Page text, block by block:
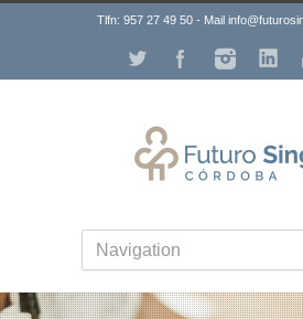
Tlfn: 957 27 49 50 - Mail